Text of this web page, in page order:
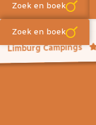
Zoek en boek
Zoek en boek
Limburg Campings